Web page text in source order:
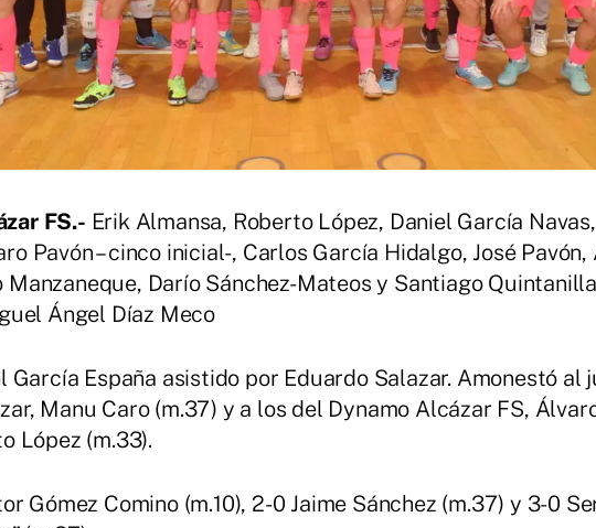
FS.- Erik Almansa, Roberto López, Daniel García
Pavón – cinco inicial-, Carlos García Hidalgo, José
Manzaneque, Darío Sánchez-Mateos y Santiago
Ángel Díaz Meco
García España asistido por Eduardo Salazar. Amonestó al
Manu Caro (m.37) y a los del Dynamo Alcázar FS,
López (m.33).
Gómez Comino (m.10), 2-0 Jaime Sánchez (m.37) y 3-0